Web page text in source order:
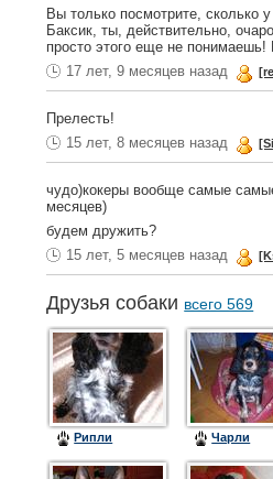
Вы только посмотрите, сколько
Баксик, ты, действительно,
просто этого еще не
17 лет, 9 месяцев назад
Прелесть!
15 лет, 8 месяцев назад
чудо)кокеры вообще самые
месяцев)
будем дружить?
15 лет, 5 месяцев назад
Друзья собаки всего 569
Рипли Чарли